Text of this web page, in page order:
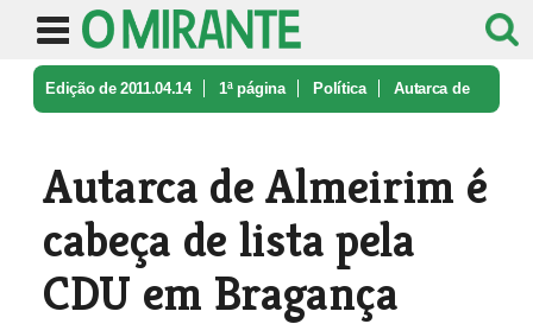
Edição de 2011.04.14 1ª página Política Autarca de
Autarca de Almeirim é
cabeça de lista pela
CDU em Bragança